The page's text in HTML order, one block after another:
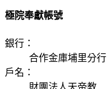
極院奉獻帳號
銀行 ：
合作金庫埔里分行
戶名 ：
財團法人天帝教